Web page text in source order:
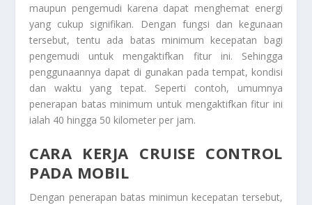
maupun pengemudi karena dapat menghemat energi
yang cukup signifikan. Dengan fungsi dan kegunaan
tersebut, tentu ada batas minimum kecepatan bagi
pengemudi untuk mengaktifkan fitur ini. Sehingga
penggunaannya dapat di gunakan pada tempat, kondisi
dan waktu yang tepat. Seperti contoh, umumnya
penerapan batas minimum untuk mengaktifkan fitur ini
ialah 40 hingga 50 kilometer per jam.
CARA KERJA CRUISE CONTROL
PADA MOBIL
Dengan penerapan batas minimun kecepatan tersebut,